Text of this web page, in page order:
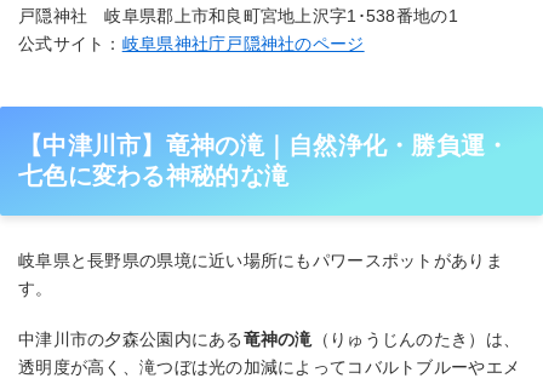
戸隠神社 岐阜県郡上市和良町宮地上沢字1･538番地の1
公式サイト： 岐阜県神社庁戸隠神社のページ
【中津川市】竜神の滝｜自然浄化・勝負運・
七色に変わる神秘的な滝
岐阜県と長野県の県境に近い場所にもパワースポットがありま
す。
中津川市の夕森公園内にある竜神の滝（りゅうじんのたき）は、
透明度が高く、滝つぼは光の加減によってコバルトブルーやエメ